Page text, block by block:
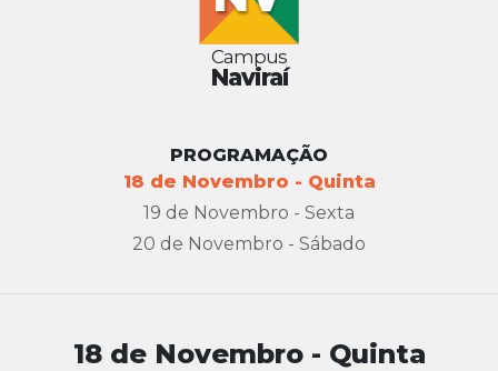
Campus
Naviraí
PROGRAMAÇÃO
18 de Novembro - Quinta
19 de Novembro - Sexta
20 de Novembro - Sábado
18 de Novembro - Quinta